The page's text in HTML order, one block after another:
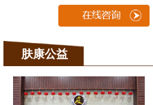
肤康公益